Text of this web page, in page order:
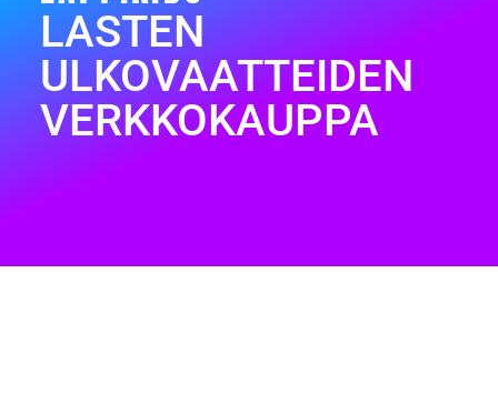
LASTEN
ULKOVAATTEIDEN
VERKKOKAUPPA